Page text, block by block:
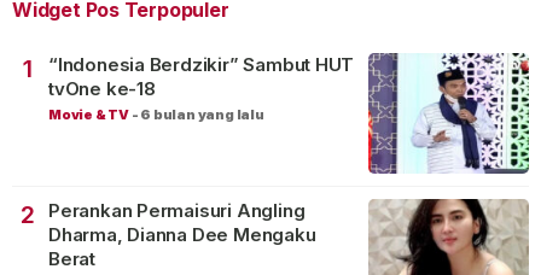
Widget Pos Terpopuler
1
“Indonesia Berdzikir” Sambut HUT
tvOne ke-18
Movie & TV - 6 bulan yang lalu
2
Perankan Permaisuri Angling
Dharma, Dianna Dee Mengaku
Berat